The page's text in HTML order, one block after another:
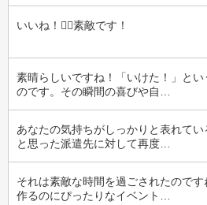
いいね！‪‪👍🏻‪素敵です！
素晴らしいですね！「いけた！」と
のです。その瞬間の喜びや自…
あなたの気持ちがしっかりと表れて
と思った派遣先に対して再度…
それは素敵な時間を過ごされたので
作るのにぴったりなイベント…